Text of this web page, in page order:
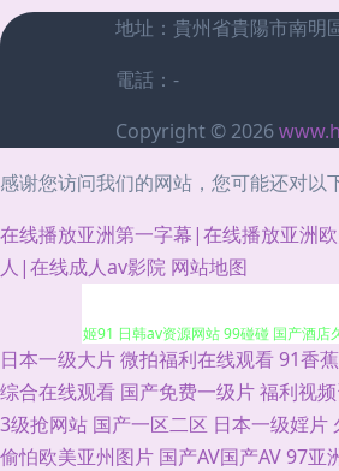
地址：貴州省貴陽市南明
電話：-
Copyright © 2026
感谢您访问我们的网站，您可能还对以
在线播放亚洲第一字幕|在线播放亚洲
人|在线成人av影院 网站地图
日韩电影新片网 日韩毛片网站 自拍
片 午夜伦乱 91网站片网站 传媒在线
亚洲变态制服另类 97精品电影网 福
日本一级大片微拍福利在线观看91香
综合在线观看 国产免费一级片福利视
3级抢网站 国产一区二区 日本一级婬片
偷怕欧美亚州图片 国产AV国产AV97亚